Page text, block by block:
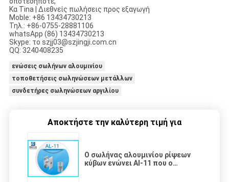
Κα Tina | Διεθνείς πωλήσεις προς εξαγωγή
Moble: +86 13434730213
Τηλ.: +86-0755-28881106
whatsApp (86) 13434730213
Skype: το szjj03@szjingji.com.cn
QQ: 3240408235
ενώσεις σωλήνων αλουμινίου
τοποθετήσεις σωληνώσεων μετάλλων
συνδετήρες σωληνώσεων αργιλίου
Αποκτήστε την καλύτερη τιμή για
Ο σωλήνας αλουμινίου ρίψεων
κύβων ενώνει Al-11 που ο